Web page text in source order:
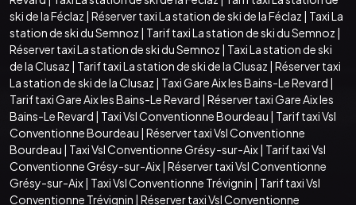
ski de la Féclaz | Réserver taxi La station de ski de la Féclaz | Taxi La
station de ski du Semnoz | Tarif taxi La station de ski du Semnoz |
Réserver taxi La station de ski du Semnoz | Taxi La station de ski
de la Clusaz | Tarif taxi La station de ski de la Clusaz | Réserver taxi
La station de ski de la Clusaz | Taxi Gare Aix les Bains-Le Revard |
Tarif taxi Gare Aix les Bains-Le Revard | Réserver taxi Gare Aix les
Bains-Le Revard | Taxi Vsl Conventionne Bourdeau | Tarif taxi Vsl
Conventionne Bourdeau | Réserver taxi Vsl Conventionne
Bourdeau | Taxi Vsl Conventionne Grésy-sur-Aix| Tarif taxi Vsl
Conventionne Grésy-sur-Aix| Réserver taxi Vsl Conventionne
Grésy-sur-Aix| Taxi Vsl Conventionne Trévignin | Tarif taxi Vsl
Conventionne Trévignin | Réserver taxi Vsl Conventionne